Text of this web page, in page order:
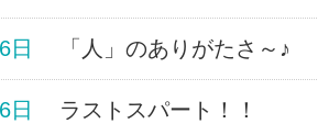
日 「人」のありがたさ～♪
日 ラストスパート！！